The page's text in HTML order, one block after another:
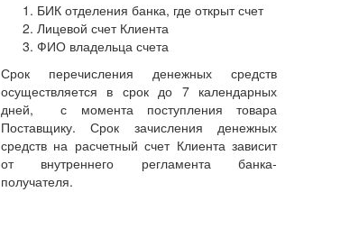
БИК отделения банка, где открыт счет
Лицевой счет Клиента
ФИО владельца счета
Срок перечисления денежных средств
осуществляется в срок до 7 календарных
дней, с момента поступления товара
Поставщику. Срок зачисления денежных
средств на расчетный счет Клиента зависит
от внутреннего регламента банка-
получателя.